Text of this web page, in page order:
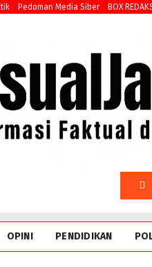
Pedoman Media Siber BOX
OPINI PENDIDIKAN